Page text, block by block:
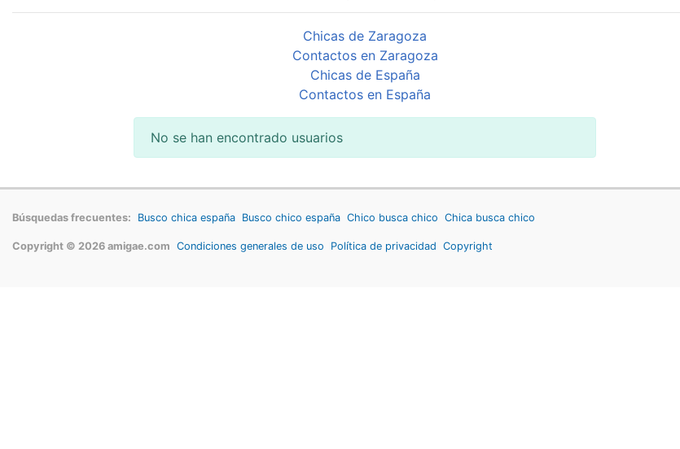
Chicas de Zaragoza
Contactos en Zaragoza
Chicas de España
Contactos en España
No se han encontrado usuarios
Búsquedas frecuentes: Busco chica españa Busco chico españa Chico busca chico Chica busca chico
Copyright © 2026 amigae.com Condiciones generales de uso Política de privacidad Copyright